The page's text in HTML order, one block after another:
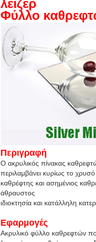
λέιζερ
Φύλλο
Περιγραφή
Ο ακρυλικός πίνακας
περιλαμβάνει κυρίως το χρυσό
καθρέφτης και ασημένιος
άθραυστος
ιδιοκτησία και κατάλληλη
Εφαρμογές
Ακρυλικό φύλλο καθρεφτών